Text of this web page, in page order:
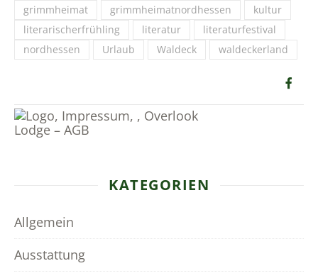
grimmheimat
grimmheimatnordhessen
kultur
literarischerfrühling
literatur
literaturfestival
nordhessen
Urlaub Waldeck waldeckerland
KATEGORIEN
Allgemein
Ausstattung